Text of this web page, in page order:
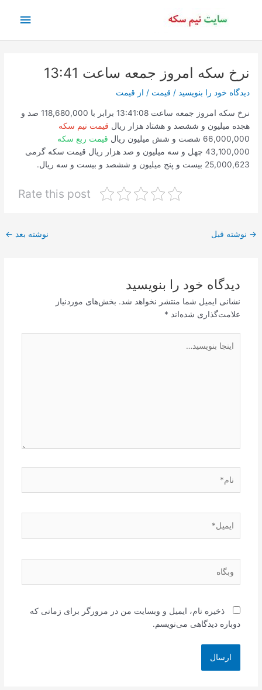
اصلی
نرخ سکه امروز جمعه ساعت 13:41
دیدگاه‌ خود را بنویسید / قیمت / از قیمت
نرخ سکه امروز جمعه ساعت 13:41:08 برابر با 118,680,000 صد و
هجده میلیون و ششصد و هشتاد هزار ریال قیمت نیم سکه
66,000,000 شصت و شش میلیون ریال
قیمت ربع سکه
43,100,000 چهل و سه میلیون و صد هزار ریال قیمت سکه گرمی
25,000,623 بیست و پنج میلیون و ششصد و بیست و سه ریال.
Rate this post
پیمایش
→ نوشته قبل نوشته بعد ←
دیدگاه‌ خود را بنویسید
نشانی ایمیل شما منتشر نخواهد شد. بخش‌های موردنیاز
علامت‌گذاری شده‌اند *
بنویسید…
ذخیره نام، ایمیل و وبسایت من در مرورگر برای زمانی که
دوباره دیدگاهی می‌نویسم.